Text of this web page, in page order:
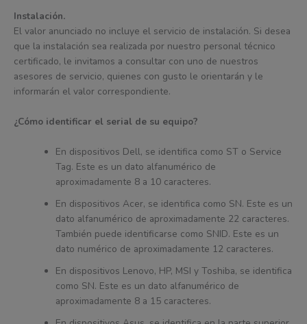
Instalación.
El valor anunciado no incluye el servicio de instalación. Si desea
que la instalación sea realizada por nuestro personal técnico
certificado, le invitamos a consultar con uno de nuestros
asesores de servicio, quienes con gusto le orientarán y le
informarán el valor correspondiente.
¿Cómo identificar el serial de su equipo?
En dispositivos Dell, se identifica como ST o Service
Tag. Este es un dato alfanumérico de
aproximadamente 8 a 10 caracteres.
En dispositivos Acer, se identifica como SN. Este es un
dato alfanumérico de aproximadamente 22 caracteres.
También puede identificarse como SNID. Este es un
dato numérico de aproximadamente 12 caracteres.
En dispositivos Lenovo, HP, MSI y Toshiba, se identifica
como SN. Este es un dato alfanumérico de
aproximadamente 8 a 15 caracteres.